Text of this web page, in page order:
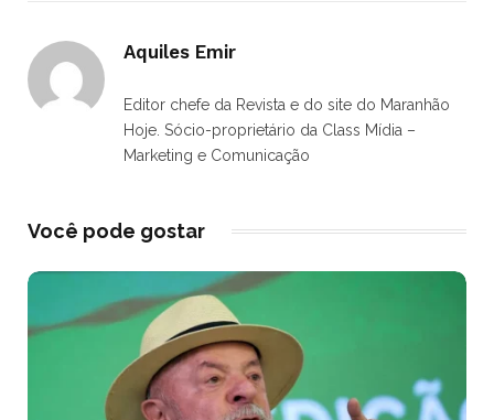
Aquiles Emir
Editor chefe da Revista e do site do Maranhão
Hoje. Sócio-proprietário da Class Mídia –
Marketing e Comunicação
Você pode gostar